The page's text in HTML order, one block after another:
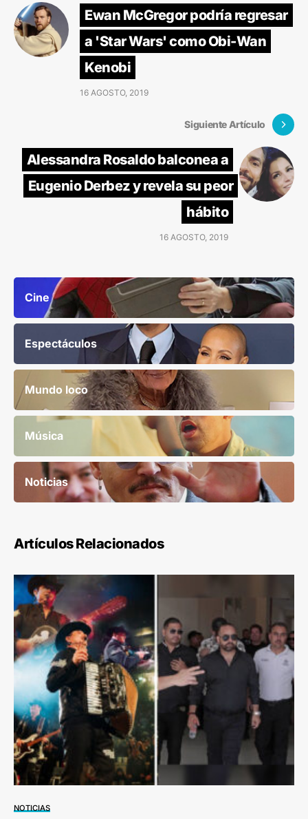
Ewan McGregor podría regresar
a 'Star Wars' como Obi-Wan
Kenobi
16 AGOSTO, 2019
Siguiente Artículo
Alessandra Rosaldo balconea a
Eugenio Derbez y revela su peor
hábito
16 AGOSTO, 2019
Cine
Espectáculos
Mundo loco
Música
Noticias
Artículos Relacionados
NOTICIAS